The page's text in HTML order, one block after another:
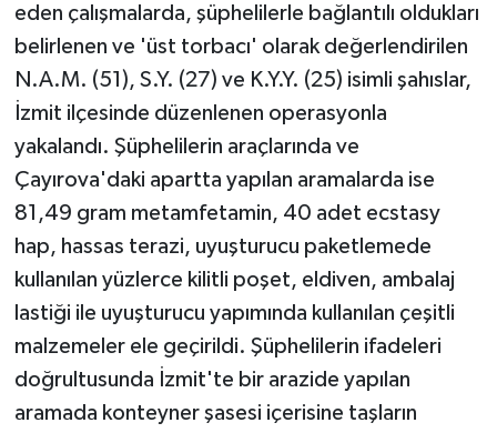
eden çalışmalarda, şüphelilerle bağlantılı oldukları
belirlenen ve 'üst torbacı' olarak değerlendirilen
N.A.M. (51), S.Y. (27) ve K.Y.Y. (25) isimli şahıslar,
İzmit ilçesinde düzenlenen operasyonla
yakalandı. Şüphelilerin araçlarında ve
Çayırova'daki apartta yapılan aramalarda ise
81,49 gram metamfetamin, 40 adet ecstasy
hap, hassas terazi, uyuşturucu paketlemede
kullanılan yüzlerce kilitli poşet, eldiven, ambalaj
lastiği ile uyuşturucu yapımında kullanılan çeşitli
malzemeler ele geçirildi. Şüphelilerin ifadeleri
doğrultusunda İzmit'te bir arazide yapılan
aramada konteyner şasesi içerisine taşların
YEREL
Yerel Haberler